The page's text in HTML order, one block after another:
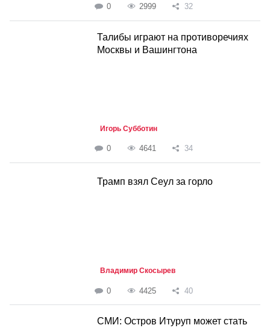
0 2999 32
Талибы играют на противоречиях
Москвы и Вашингтона
Игорь Субботин
0 4641 34
Трамп взял Сеул за горло
Владимир Скосырев
0 4425 40
СМИ: Остров Итуруп может стать